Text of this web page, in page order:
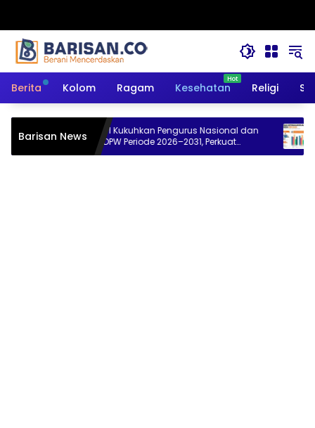
Berita Kolom Ragam Kesehatan Religi
Barisan NewsPPSPI Kukuhkan Pengurus Nasional dan
38 DPW Periode 2026–2031, Perkuat
Profesionalisme Sektor Publik
BPS:
di
Persen